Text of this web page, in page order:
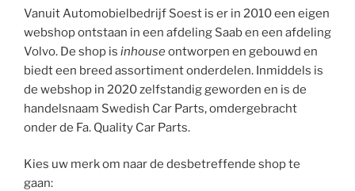
Vanuit Automobielbedrijf Soest is er in 2010 een eigen
webshop ontstaan in een afdeling Saab en een afdeling
Volvo. De shop is inhouseontworpen en gebouwd en
biedt een breed assortiment onderdelen. Inmiddels is
de webshop in 2020 zelfstandig geworden en is de
handelsnaam Swedish Car Parts, omdergebracht
onder de Fa. Quality Car Parts.
Kies uw merk om naar de desbetreffende shop te
gaan: